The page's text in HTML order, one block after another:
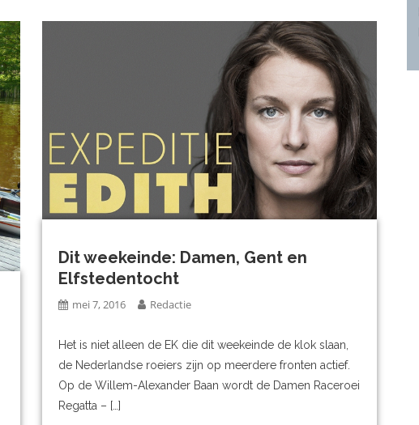
Dit weekeinde: Damen, Gent en
Elfstedentocht
mei 7, 2016 Redactie
Het is niet alleen de EK die dit weekeinde de klok slaan,
de Nederlandse roeiers zijn op meerdere fronten actief.
Op de Willem-Alexander Baan wordt de Damen Raceroei
Regatta – […]